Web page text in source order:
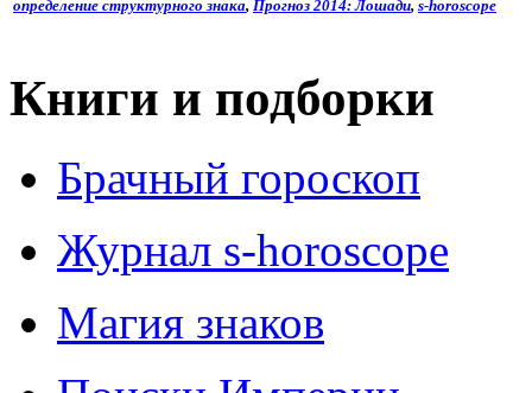
определение структурного знака, Прогноз 2014: Лошади, s-horoscope
Книги и подборки
Брачный гороскоп
Журнал s-horoscope
Магия знаков